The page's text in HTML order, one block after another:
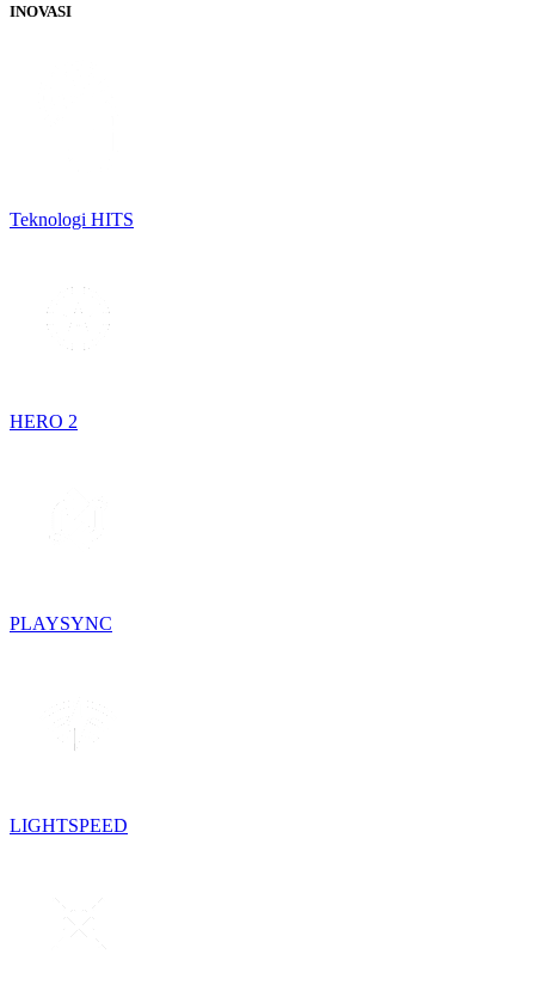
INOVASI
Teknologi HITS
HERO 2
PLAYSYNC
LIGHTSPEED